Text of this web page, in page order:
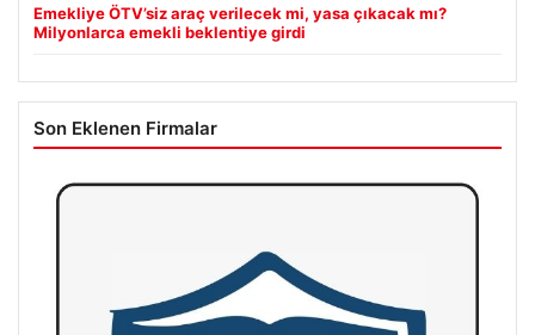
Emekliye ÖTV’siz araç verilecek mi, yasa çıkacak mı?
Milyonlarca emekli beklentiye girdi
Son Eklenen Firmalar